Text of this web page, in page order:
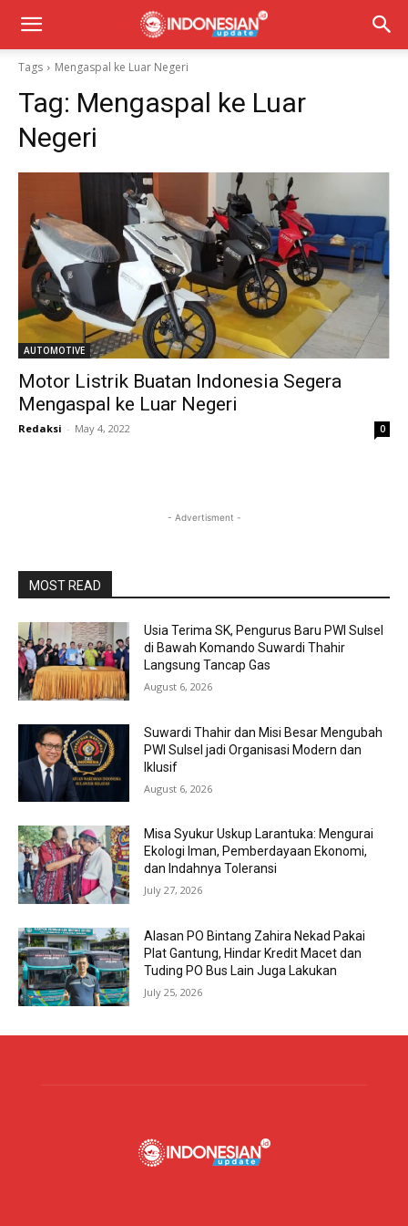
Tags Mengaspal ke Luar Negeri
Tag: Mengaspal ke Luar
Negeri
AUTOMOTIVE
Motor Listrik Buatan Indonesia Segera
Mengaspal ke Luar Negeri
Redaksi - May 4, 2022 0
- Advertisment -
MOST READ
Usia Terima SK, Pengurus Baru PWI Sulsel
di Bawah Komando Suwardi Thahir
Langsung Tancap Gas
August 6, 2026
Suwardi Thahir dan Misi Besar Mengubah
PWI Sulsel jadi Organisasi Modern dan
Iklusif
August 6, 2026
Misa Syukur Uskup Larantuka: Mengurai
Ekologi Iman, Pemberdayaan Ekonomi,
dan Indahnya Toleransi
July 27, 2026
Alasan PO Bintang Zahira Nekad Pakai
Plat Gantung, Hindar Kredit Macet dan
Tuding PO Bus Lain Juga Lakukan
July 25, 2026